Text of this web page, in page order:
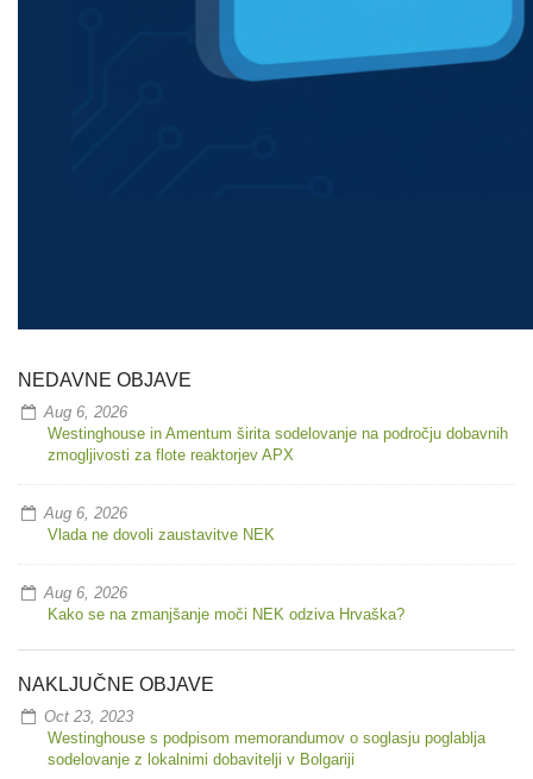
NEDAVNE OBJAVE
Aug 6, 2026
Westinghouse in Amentum širita sodelovanje na področju dobavnih
zmogljivosti za flote reaktorjev APX
Aug 6, 2026
Vlada ne dovoli zaustavitve NEK
Aug 6, 2026
Kako se na zmanjšanje moči NEK odziva Hrvaška?
NAKLJUČNE OBJAVE
Oct 23, 2023
Westinghouse s podpisom memorandumov o soglasju poglablja
sodelovanje z lokalnimi dobavitelji v Bolgariji